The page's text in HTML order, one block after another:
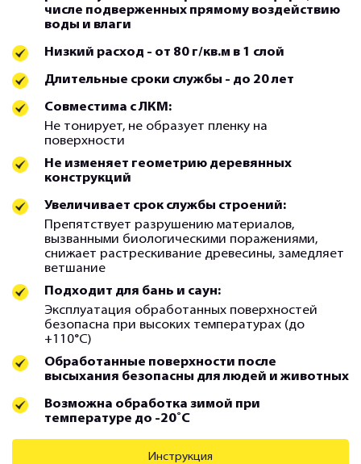
числе подверженных прямому воздействию
воды и влаги
Низкий расход - от 80 г/кв.м в 1 слой
Длительные сроки службы - до 20 лет
Совместима с ЛКМ:
Не тонирует, не образует пленку на
поверхности
Не изменяет геометрию деревянных
конструкций
Увеличивает срок службы строений:
Препятствует разрушению материалов,
вызванными биологическими поражениями,
снижает растрескивание древесины, замедляет
ветшание
Подходит для бань и саун:
Эксплуатация обработанных поверхностей
безопасна при высоких температурах (до
+110°С)
Обработанные поверхности после
высыхания безопасны для людей и животных
Возможна обработка зимой при
температуре до -20˚С
Инструкция